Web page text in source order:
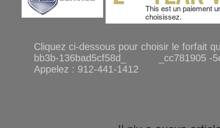
Cliquez ci-dessous pour choisir le
bb3b-136bad5cf58d_ _cc781905 -
Appelez : 912-441-1412
This est un paiement
choisissez.